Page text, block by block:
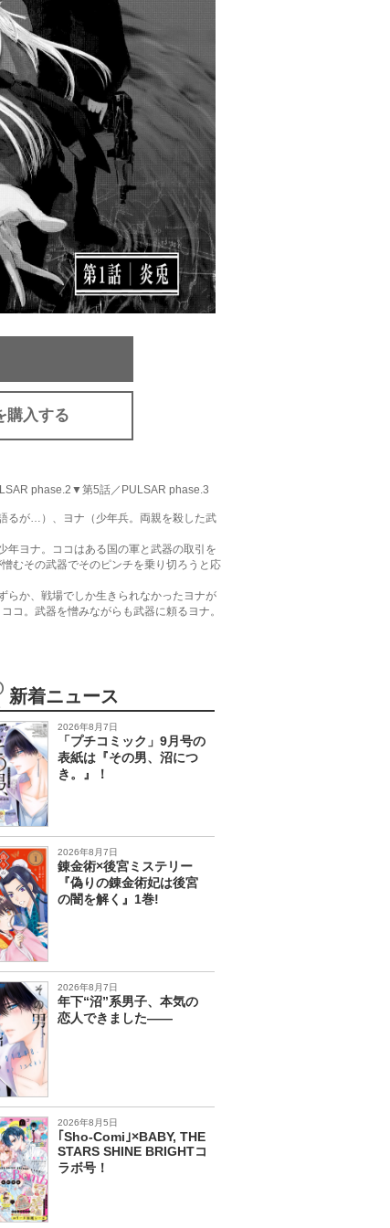
購入する
phase.2▼第5話／PULSAR phase.3
るが…）、ヨナ（少年兵。両親を殺した武
年ヨナ。ココはある国の軍と武器の取引を
むその武器でそのピンチを乗り切ろうと応
らか、戦場でしか生きられなかったヨナが
コ。武器を憎みながらも武器に頼るヨナ。
新着ニュース
2026年8月7日
「プチコミック」9月号の
表紙は『その男、沼につ
き。』！
2026年8月7日
錬金術×後宮ミステリー
『偽りの錬金術妃は後宮
の闇を解く』1巻!
2026年8月7日
年下“沼”系男子、本気の
恋人できました――
2026年8月5日
｢Sho-Comi｣×BABY, THE
STARS SHINE BRIGHTコ
ラボ号！